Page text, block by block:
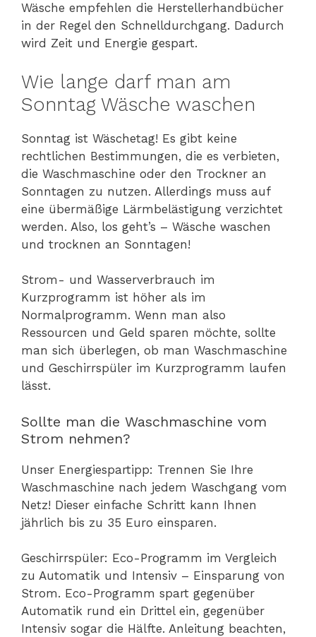
Wäsche empfehlen die Herstellerhandbücher
in der Regel den Schnelldurchgang. Dadurch
wird Zeit und Energie gespart.
Wie lange darf man am
Sonntag Wäsche waschen
Sonntag ist Wäschetag! Es gibt keine
rechtlichen Bestimmungen, die es verbieten,
die Waschmaschine oder den Trockner an
Sonntagen zu nutzen. Allerdings muss auf
eine übermäßige Lärmbelästigung verzichtet
werden. Also, los geht’s – Wäsche waschen
und trocknen an Sonntagen!
Strom- und Wasserverbrauch im
Kurzprogramm ist höher als im
Normalprogramm. Wenn man also
Ressourcen und Geld sparen möchte, sollte
man sich überlegen, ob man Waschmaschine
und Geschirrspüler im Kurzprogramm laufen
lässt.
Sollte man die Waschmaschine vom
Strom nehmen?
Unser Energiespartipp: Trennen Sie Ihre
Waschmaschine nach jedem Waschgang vom
Netz! Dieser einfache Schritt kann Ihnen
jährlich bis zu 35 Euro einsparen.
Geschirrspüler: Eco-Programm im Vergleich
zu Automatik und Intensiv – Einsparung von
Strom. Eco-Programm spart gegenüber
Automatik rund ein Drittel ein, gegenüber
Intensiv sogar die Hälfte. Anleitung beachten,